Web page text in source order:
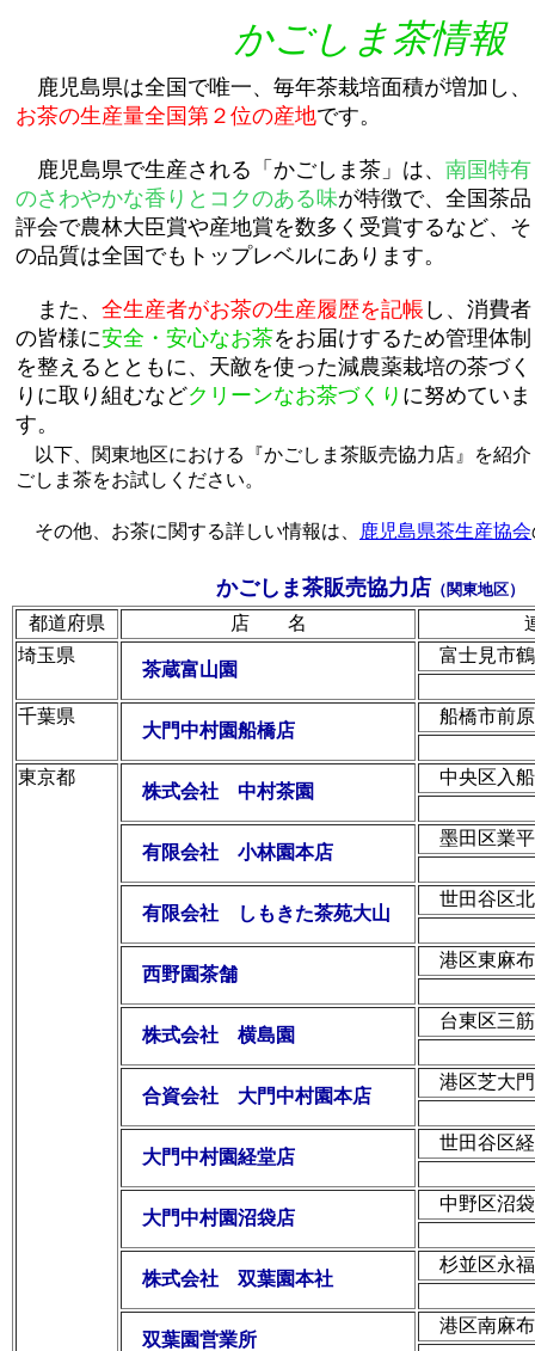
かごしま茶情報
鹿児島県は全国で唯一、毎年茶栽培面積が増加し、
お茶の生産量全国第２位の産地です。
鹿児島県で生産される「かごしま茶」は、 南国特有
のさわやかな香りとコクのある味が特徴で、全国茶品
評会で農林大臣賞や産地賞を数多く受賞するなど、そ
の品質は全国でもトップレベルにあります。
また、 全生産者がお茶の生産履歴を記帳 し、消費者
の皆様に安全・安心なお茶をお届けするため管理体制
を整えるとともに、天敵を使った減農薬栽培の茶づく
りに取り組むなどクリーンなお茶づくり に努めていま
す。
以下、関東地区における『かごしま茶販売協力店』を紹
ごしま茶をお試しください。
その他、お茶に関する詳しい情報は、 鹿児島県茶生産協会
かごしま茶販売協力店 （関東地区）
都道府県 店 名
埼玉県
茶蔵富山園
富士見市鶴
千葉県
大門中村園船橋店
船橋市前
東京都
株式会社 中村茶園
中央区入
有限会社 小林園本店
墨田区業
有限会社 しもきた茶苑大山
世田谷区
西野園茶舗
港区東麻
株式会社 横島園
台東区三
合資会社 大門中村園本店
港区芝大
大門中村園経堂店
世田谷区経
大門中村園沼袋店
中野区沼
株式会社 双葉園本社
杉並区永
双葉園営業所
港区南麻